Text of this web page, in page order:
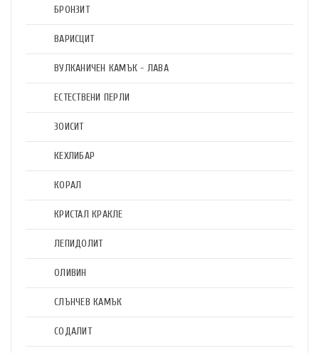
БРОНЗИТ
ВАРИСЦИТ
ВУЛКАНИЧЕН КАМЪК - ЛАВА
ЕСТЕСТВЕНИ ПЕРЛИ
ЗОИСИТ
КЕХЛИБАР
КОРАЛ
КРИСТАЛ КРАКЛЕ
ЛЕПИДОЛИТ
ОЛИВИН
СЛЪНЧЕВ КАМЪК
СОДАЛИТ